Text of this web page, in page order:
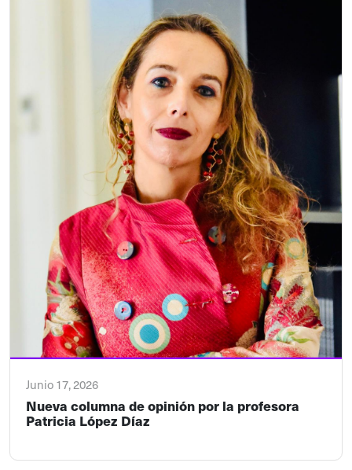
Junio 17, 2026
Nueva columna de opinión por la profesora
Patricia López Díaz